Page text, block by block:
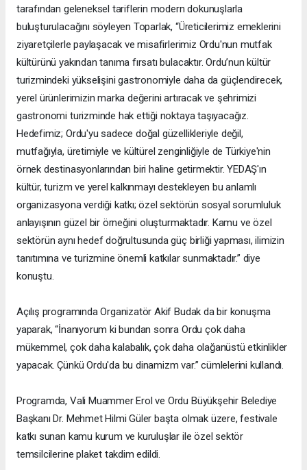
tarafından geleneksel tariflerin modern dokunuşlarla
buluşturulacağını söyleyen Toparlak, “Üreticilerimiz emeklerini
ziyaretçilerle paylaşacak ve misafirlerimiz Ordu'nun mutfak
kültürünü yakından tanıma fırsatı bulacaktır. Ordu’nun kültür
turizmindeki yükselişini gastronomiyle daha da güçlendirecek,
yerel ürünlerimizin marka değerini artıracak ve şehrimizi
gastronomi turizminde hak ettiği noktaya taşıyacağız.
Hedefimiz; Ordu'yu sadece doğal güzellikleriyle değil,
mutfağıyla, üretimiyle ve kültürel zenginliğiyle de Türkiye'nin
örnek destinasyonlarından biri haline getirmektir. YEDAŞ'ın
kültür, turizm ve yerel kalkınmayı destekleyen bu anlamlı
organizasyona verdiği katkı; özel sektörün sosyal sorumluluk
anlayışının güzel bir örneğini oluşturmaktadır. Kamu ve özel
sektörün aynı hedef doğrultusunda güç birliği yapması, ilimizin
tanıtımına ve turizmine önemli katkılar sunmaktadır.” diye
konuştu.
Açılış programında Organizatör Akif Budak da bir konuşma
yaparak, “İnanıyorum ki bundan sonra Ordu çok daha
mükemmel, çok daha kalabalık, çok daha olağanüstü etkinlikler
yapacak. Çünkü Ordu'da bu dinamizm var.” cümlelerini kullandı.
Programda, Vali Muammer Erol ve Ordu Büyükşehir Belediye
Başkanı Dr. Mehmet Hilmi Güler başta olmak üzere, festivale
katkı sunan kamu kurum ve kuruluşlar ile özel sektör
temsilcilerine plaket takdim edildi.